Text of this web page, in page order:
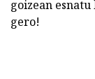
goizean
gero!